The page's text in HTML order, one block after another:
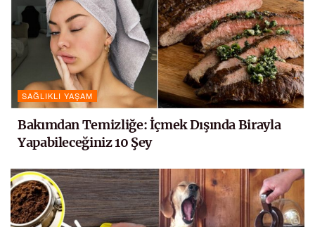
SAĞLIKLI YAŞAM
Bakımdan Temizliğe: İçmek Dışında Birayla
Yapabileceğiniz 10 Şey